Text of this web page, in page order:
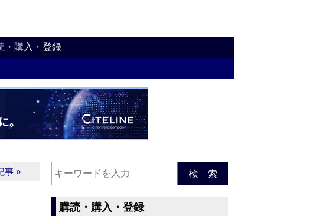
・購入・登録
事 » 検 索
購読・購入・登録